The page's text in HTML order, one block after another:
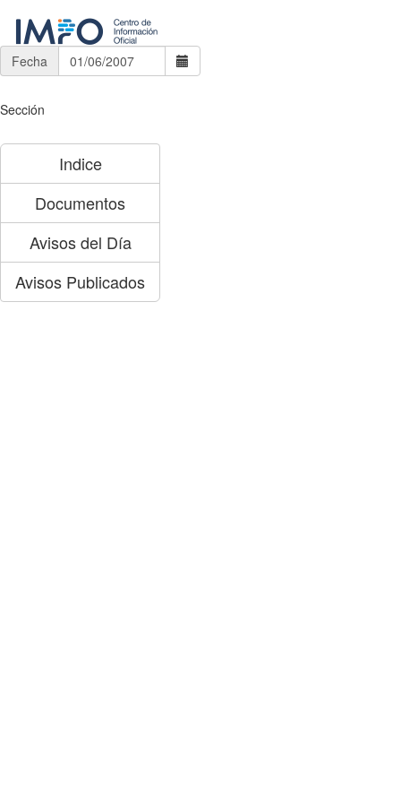
Fecha
Sección
Indice
Documentos
Avisos del Día
Avisos Publicados